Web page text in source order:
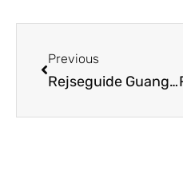
Previous
Rejseguide Guangdong